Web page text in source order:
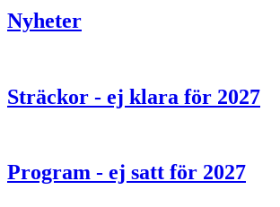
Nyheter
Sträckor - ej klara för 2027
Program - ej satt för 2027